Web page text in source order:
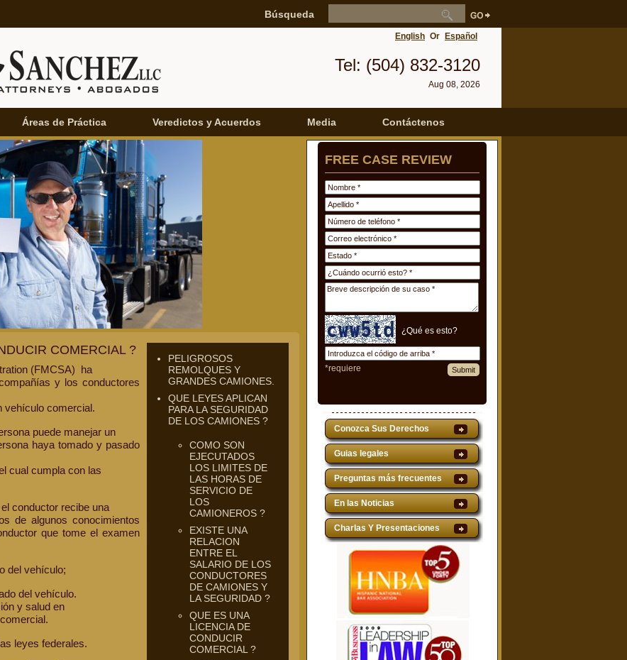
Búsqueda
English Or Español
Tel: (504) 832-3120
Aug 08, 2026
Áreas de Práctica Veredictos y Acuerdos Media Contáctenos
PELIGROSOS
REMOLQUES Y
GRANDES CAMIONES.
QUE LEYES APLICAN
PARA LA SEGURIDAD
DE LOS CAMIONES ?
COMO SON
EJECUTADOS
LOS LIMITES DE
LAS HORAS DE
SERVICIO DE
LOS
CAMIONEROS ?
EXISTE UNA
RELACION
ENTRE EL
SALARIO DE LOS
CONDUCTORES
DE CAMIONES Y
LA SEGURIDAD ?
QUE ES UNA
LICENCIA DE
CONDUCIR
COMERCIAL ?
COMERCIAL ?
(FMCSA) ha
y los conductores
vehículo comercial.
puede manejar un
haya tomado y pasado
cual cumpla con las
conductor recibe una
de algunos conocimientos
que tome el examen
del vehículo;
del vehículo.
y salud en
leyes federales.
FREE CASE REVIEW
¿Qué es esto?
*requiere
Conozca Sus Derechos
Guias legales
Preguntas más frecuentes
En las Noticias
Charlas Y Presentaciones